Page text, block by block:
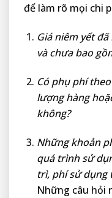
để làm rõ mọi chi
Giá niêm yết
và chưa bao
Có phụ phí
lượng hàng
không?
Những khoản
quá trình sử
trì, phí sử dụng
Những câu hỏi